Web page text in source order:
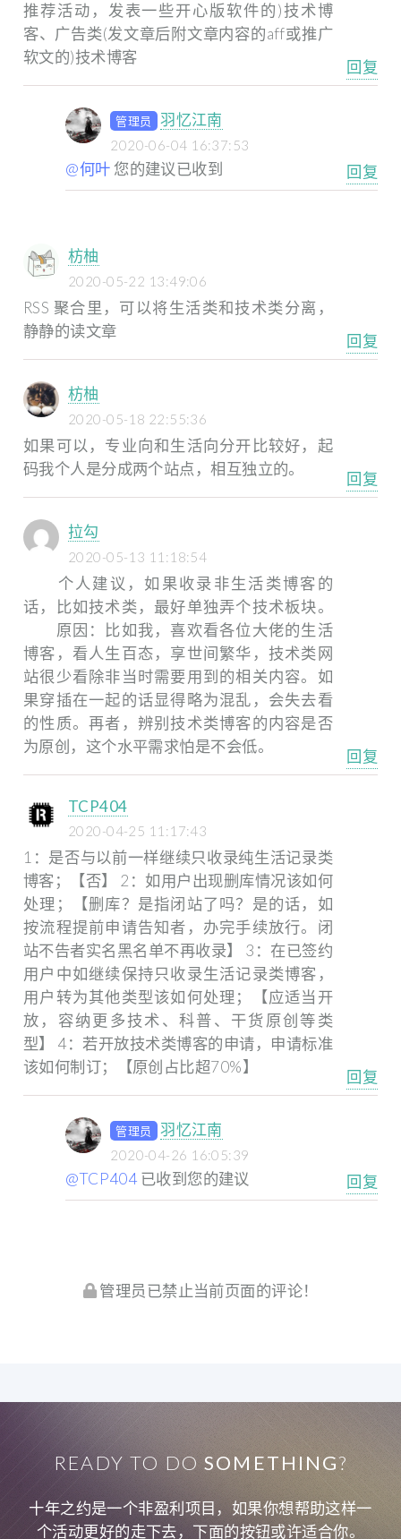
推荐活动，发表一些开心版软件的)技术博
客、广告类(发文章后附文章内容的aff或推广
软文的)技术博客
回复
管理员 羽忆江南
2020-06-04 16:37:53
@何叶您的建议已收到 回复
枋柚
2020-05-22 13:49:06
RSS 聚合里，可以将生活类和技术类分离，
静静的读文章
回复
枋柚
2020-05-18 22:55:36
如果可以，专业向和生活向分开比较好，起
码我个人是分成两个站点，相互独立的。
回复
拉勾
2020-05-13 11:18:54
个人建议，如果收录非生活类博客的
话，比如技术类，最好单独弄个技术板块。
原因：比如我，喜欢看各位大佬的生活
博客，看人生百态，享世间繁华，技术类网
站很少看除非当时需要用到的相关内容。如
果穿插在一起的话显得略为混乱，会失去看
的性质。再者，辨别技术类博客的内容是否
为原创，这个水平需求怕是不会低。
回复
TCP404
2020-04-25 11:17:43
1：是否与以前一样继续只收录纯生活记录类
博客；【否】 2：如用户出现删库情况该如何
处理；【删库？是指闭站了吗？是的话，如
按流程提前申请告知者，办完手续放行。闭
站不告者实名黑名单不再收录】 3：在已签约
用户中如继续保持只收录生活记录类博客，
用户转为其他类型该如何处理；【应适当开
放，容纳更多技术、科普、干货原创等类
型】 4：若开放技术类博客的申请，申请标准
该如何制订；【原创占比超70%】
回复
管理员 羽忆江南
2020-04-26 16:05:39
@TCP404 已收到您的建议 回复
管理员已禁止当前页面的评论！
READY TO DOSOMETHING?
十年之约是一个非盈利项目，如果你想帮助这样一
个活动更好的走下去，下面的按钮或许适合你。